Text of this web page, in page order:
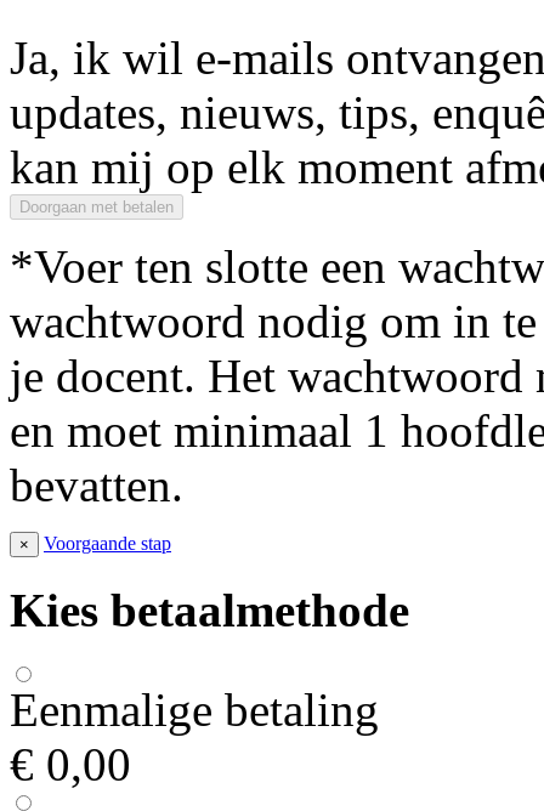
Ja, ik wil e-mails
updates, nieuws, tips,
kan mij op elk moment
*Voer ten slotte een
wachtwoord nodig om in
je docent. Het
en moet minimaal 1
bevatten.
× Voorgaande stap
Kies betaalmethode
Eenmalige betaling
€ 0,00